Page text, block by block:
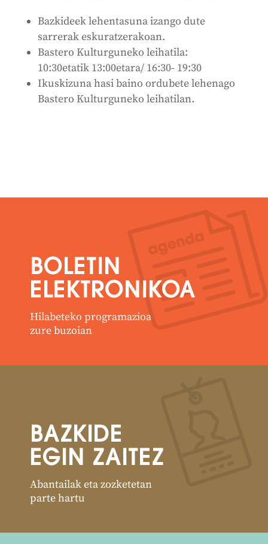
Bazkideek lehentasuna izango dute
sarrerak eskuratzerakoan.
Bastero Kulturguneko leihatila:
10:30etatik 13:00etara/ 16:30- 19:30
Ikuskizuna hasi baino ordubete lehenago
Bastero Kulturguneko leihatilan.
BOLETIN
ELEKTRONIKOA
Hilabeteko programazioa
zure buzoian
BAZKIDE
EGIN ZAITEZ
Abantailak eta zozketetan
parte hartu